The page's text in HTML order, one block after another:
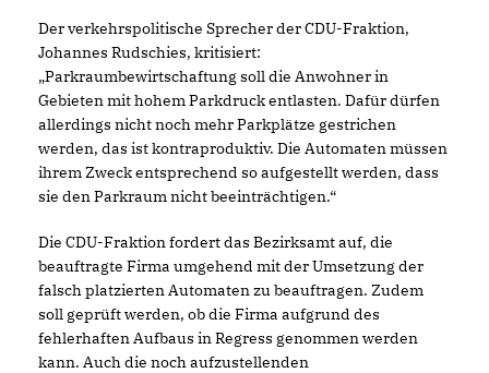
Der verkehrspolitische Sprecher der CDU-Fraktion,
Johannes Rudschies, kritisiert:
Parkraumbewirtschaftung soll die Anwohner in
Gebieten mit hohem Parkdruck entlasten. Dafür dürfen
allerdings nicht noch mehr Parkplätze gestrichen
werden, das ist kontraproduktiv. Die Automaten müssen
ihrem Zweck entsprechend so aufgestellt werden, dass
sie den Parkraum nicht beeinträchtigen.“
Die CDU-Fraktion fordert das Bezirksamt auf, die
beauftragte Firma umgehend mit der Umsetzung der
falsch platzierten Automaten zu beauftragen. Zudem
soll geprüft werden, ob die Firma aufgrund des
fehlerhaften Aufbaus in Regress genommen werden
kann. Auch die noch aufzustellenden